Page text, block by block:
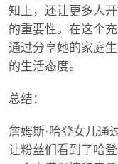
知上，还让更多人
的重要性。在这个
通过分享她的家庭
的生活态度。
总结：
詹姆斯·哈登女儿通
让粉丝们看到了哈